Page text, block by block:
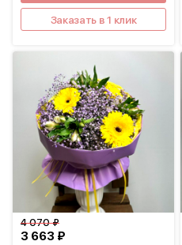
Заказать в 1 клик
3 663 ₽
4 070 ₽